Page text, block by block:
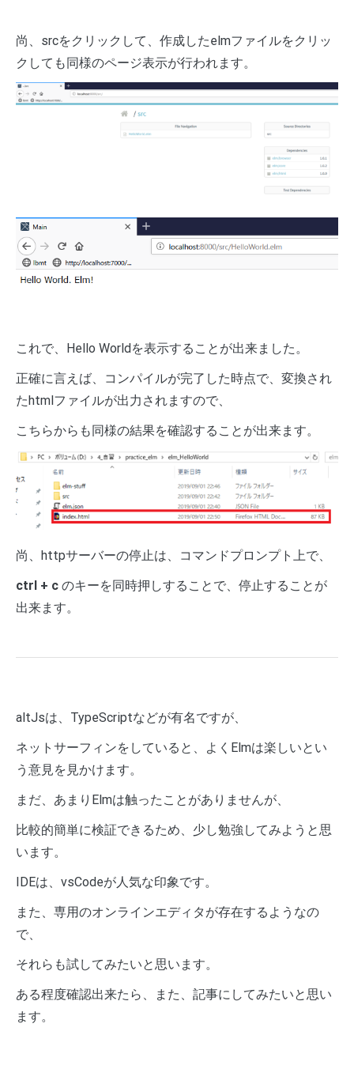
尚、srcをクリックして、作成したelmファイルをクリッ
クしても同様のページ表示が行われます。
これで、Hello Worldを表示することが出来ました。
正確に言えば、コンパイルが完了した時点で、変換され
たhtmlファイルが出力されますので、
こちらからも同様の結果を確認することが出来ます。
尚、httpサーバーの停止は、コマンドプロンプト上で、
ctrl + c のキーを同時押しすることで、停止することが
出来ます。
altJsは、TypeScriptなどが有名ですが、
ネットサーフィンをしていると、よくElmは楽しいとい
う意見を見かけます。
まだ、あまりElmは触ったことがありませんが、
比較的簡単に検証できるため、少し勉強してみようと思
います。
IDEは、vsCodeが人気な印象です。
また、専用のオンラインエディタが存在するようなの
で、
それらも試してみたいと思います。
ある程度確認出来たら、また、記事にしてみたいと思い
ます。